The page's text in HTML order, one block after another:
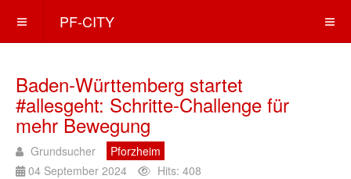
PF-CITY
Baden-Württemberg startet
#allesgeht: Schritte-Challenge für
mehr Bewegung
Grundsucher
Pforzheim
04 September 2024
Hits: 408